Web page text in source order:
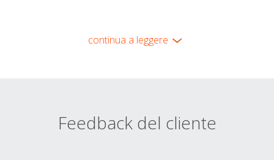
continua a leggere
Feedback del cliente